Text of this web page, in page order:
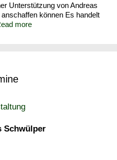
Unterstützung von Andreas
können Es handelt
more
Schwülper